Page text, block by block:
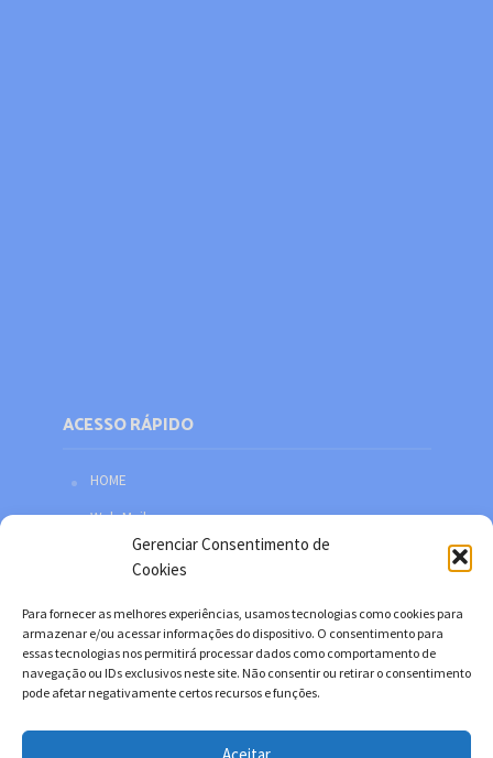
Gerenciar Consentimento de
Cookies
Para fornecer as melhores experiências, usamos tecnologias como cookies para
armazenar e/ou acessar informações do dispositivo. O consentimento para
essas tecnologias nos permitirá processar dados como comportamento de
navegação ou IDs exclusivos neste site. Não consentir ou retirar o consentimento
pode afetar negativamente certos recursos e funções.
ACESSO RÁPIDO
HOME
Web Mail
Política de privacidade
Facebook
Twitter
YouTube
Instagram